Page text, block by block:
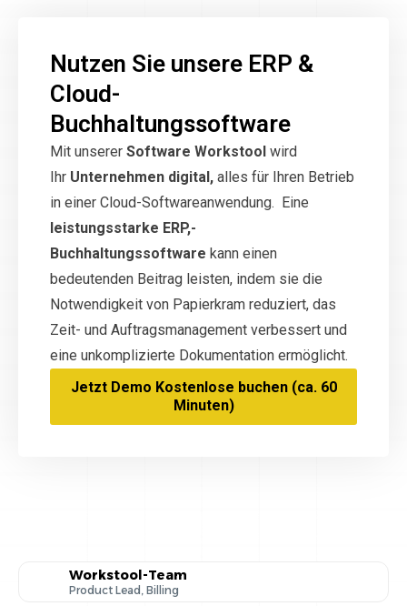
Nutzen Sie unsere ERP &
Cloud-
Buchhaltungssoftware
Mit unserer Software Workstool wird
Ihr Unternehmen digital, alles für Ihren Betrieb
in einer Cloud-Softwareanwendung. Eine
leistungsstarke ERP,-
Buchhaltungssoftware kann einen
bedeutenden Beitrag leisten, indem sie die
Notwendigkeit von Papierkram reduziert, das
Zeit- und Auftragsmanagement verbessert und
eine unkomplizierte Dokumentation ermöglicht.
Jetzt Demo Kostenlose buchen (ca. 60
Minuten)
Workstool-Team
Product Lead, Billing